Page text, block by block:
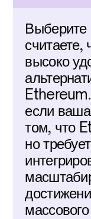
считаете,
высоко
если
том, что
но